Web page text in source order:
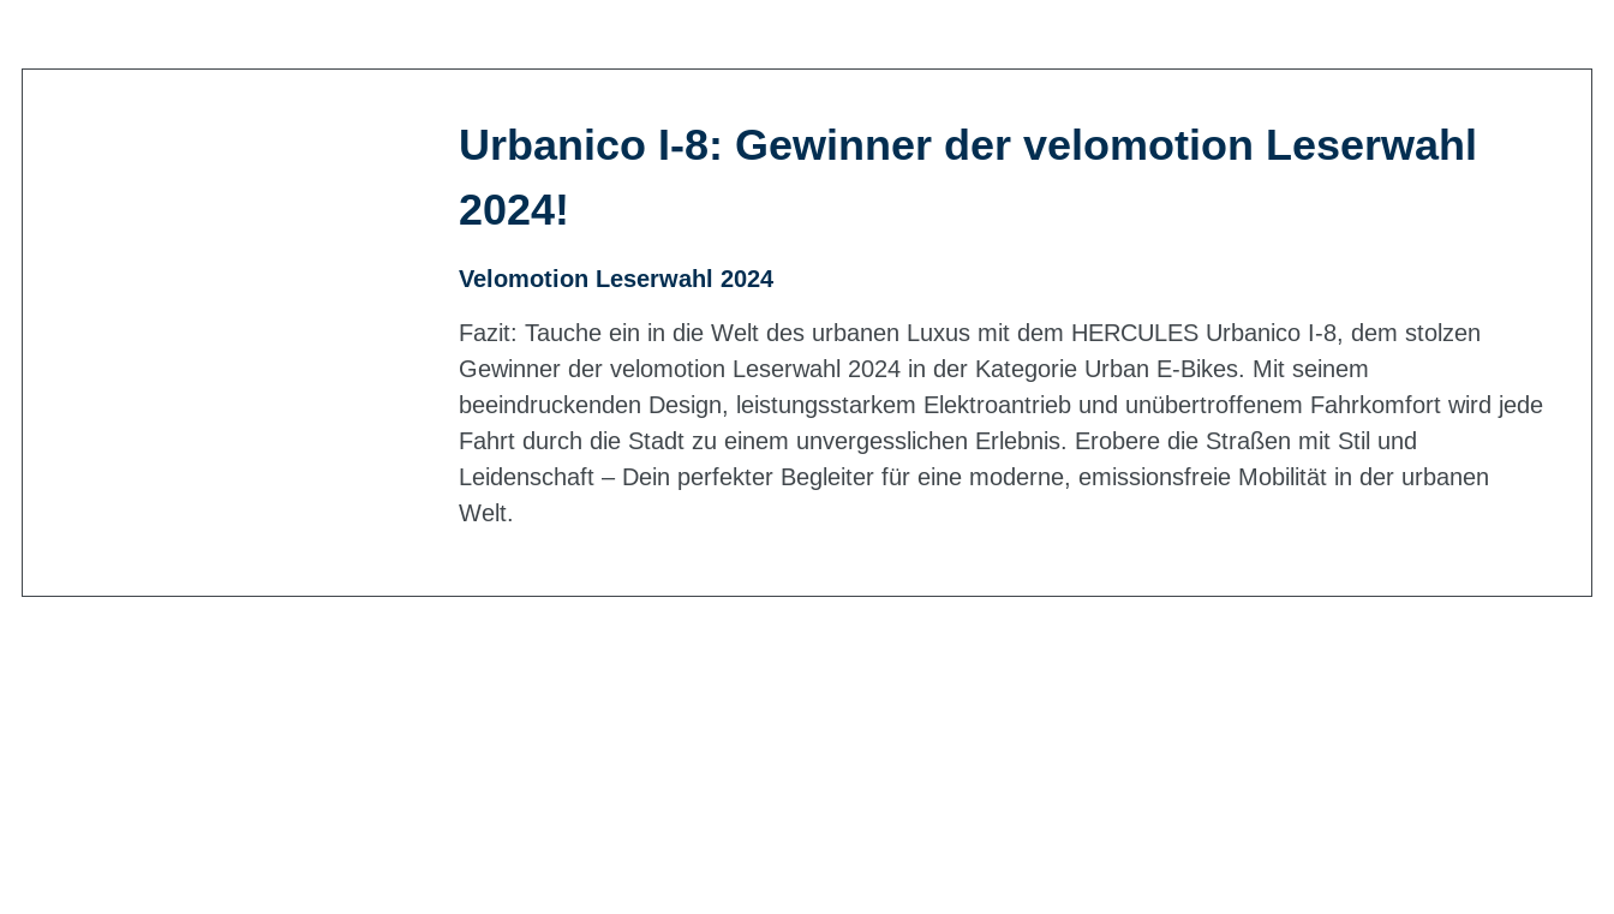
Urbanico I-8: Gewinner der velomotion Leserwahl
2024!
Velomotion Leserwahl 2024
Fazit: Tauche ein in die Welt des urbanen Luxus mit dem HERCULES Urbanico I-8, dem stolzen
Gewinner der velomotion Leserwahl 2024 in der Kategorie Urban E-Bikes. Mit seinem
beeindruckenden Design, leistungsstarkem Elektroantrieb und unübertroffenem Fahrkomfort wird jede
Fahrt durch die Stadt zu einem unvergesslichen Erlebnis. Erobere die Straßen mit Stil und
Leidenschaft – Dein perfekter Begleiter für eine moderne, emissionsfreie Mobilität in der urbanen
Welt.